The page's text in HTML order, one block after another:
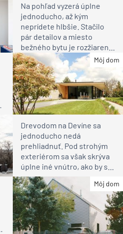
Na pohľad vyzerá úplne
jednoducho, až kým
neprídete hlbšie. Stačilo
pár detailov a miesto
bežného bytu je rozžiarené
bývanie pre rodinu
Môj dom
Drevodom na Devíne sa
jednoducho nedá
prehliadnuť. Pod strohým
exteriérom sa však skrýva
úplne iné vnútro, ako by ste
čakali
Môj dom